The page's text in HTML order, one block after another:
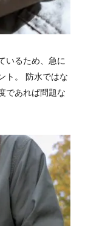
いるため、急に
ト。 防水ではな
であれば問題な